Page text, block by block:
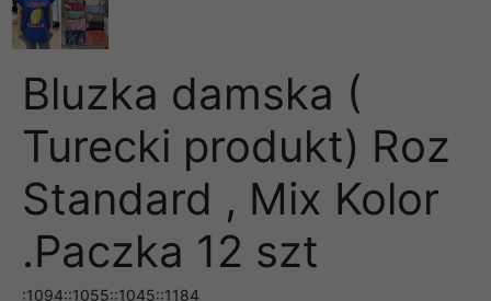
Bluzka damska (
Turecki produkt) Roz
Standard , Mix Kolor
.Paczka 12 szt
:1094::1055::1045::1184